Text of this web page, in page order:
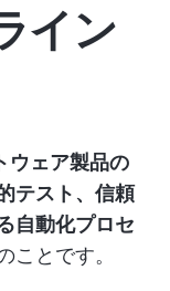
イン
ウェア製品の
テスト、信頼
自動化プロセ
ことです。